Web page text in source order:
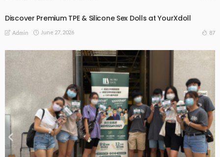
Discover Premium TPE & Silicone Sex Dolls at YourXdoll
Admin June 27, 2026 87